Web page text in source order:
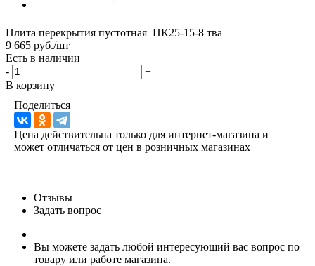
Плита перекрытия пустотная ПК25-15-8 тва
9 665 руб./шт
Есть в наличии
-
+
В корзину
Поделиться
Цена действительна только для интернет-магазина и
может отличаться от цен в розничных магазинах
Отзывы
Задать вопрос
Вы можете задать любой интересующий вас вопрос по
товару или работе магазина.